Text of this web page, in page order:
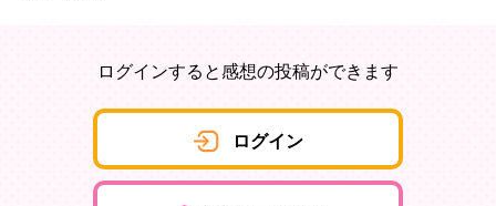
ログインすると感想の投稿ができます
ログイン